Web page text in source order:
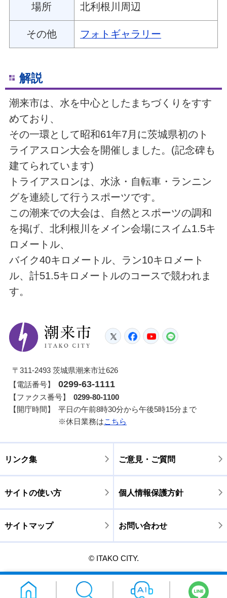
場所 北利根川周辺
その他 フォトギャラリー
解説
潮来市は、水を中心としたまちづくりをすす
めており、
その一環として昭和61年7月に茨城県初のト
ライアスロン大会を開催しました。(記念碑も
建てられています)
トライアスロンは、水泳・自転車・ランニン
グを連続して行うスポーツです。
この潮来での大会は、自然とスポーツの調和
を掲げ、北利根川をメイン会場にスイム1.5キ
ロメートル、
バイク40キロメートル、ラン10キロメート
ル、計51.5キロメートルのコースで競われま
す。
潮来市
TwitterFacebook
YouTube
〒311-2493 茨城県潮来市辻626
【電話番号】
0299-63-1111
【ファクス番号】
0299-80-1100
【開庁時間】
平日の午前8時30分から午後5時15分まで
※休日業務はこちら
リンク集 ご意見・ご質問
サイトの使い方 個人情報保護方針
サイトマップ お問い合わせ
© ITAKO CITY.